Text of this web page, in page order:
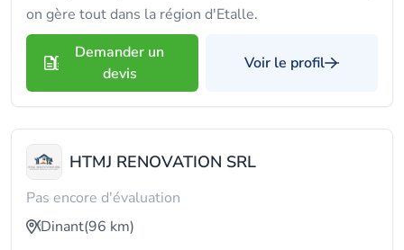
on gère tout dans la région d'Etalle.
Demander un
devis
Voir le profil
HTMJ RENOVATION SRL
Pas encore d'évaluation
Dinant(96 km)